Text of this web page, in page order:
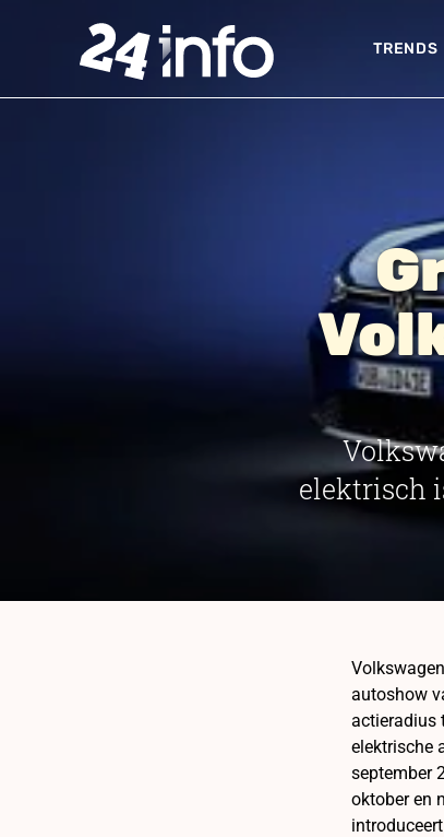
TRENDS
elektrisch
autoshow
actieradius
elektrische
september
oktober en